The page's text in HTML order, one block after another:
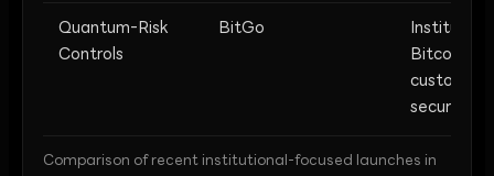
Quantum-Risk
Controls
BitGo
Bitcoin
custody
security
Comparison of recent institutional-focused launches in